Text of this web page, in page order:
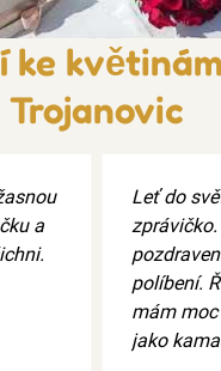
ke
Trojanovic
a
Leť do
políbení.
mám moc
jako